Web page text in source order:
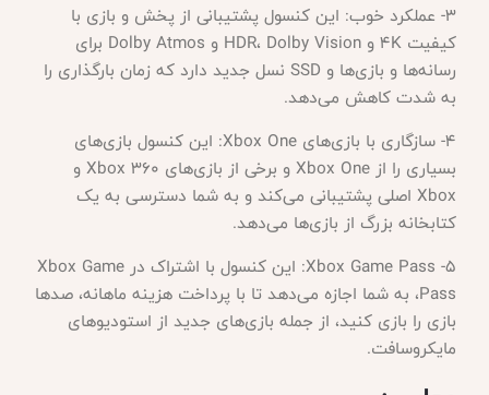
3- عملکرد خوب: این کنسول پشتیبانی از پخش و بازی با
کیفیت 4K و HDR، Dolby Vision و Dolby Atmos برای
رسانه‌ها و بازی‌ها و SSD نسل جدید دارد که زمان بارگذاری را
به شدت کاهش می‌دهد.
4- سازگاری با بازی‌های Xbox One: این کنسول بازی‌های
بسیاری را از Xbox One و برخی از بازی‌های Xbox 360 و
Xbox اصلی پشتیبانی می‌کند و به شما دسترسی به یک
کتابخانه بزرگ از بازی‌ها می‌دهد.
5- Xbox Game Pass: این کنسول با اشتراک در Xbox Game
Pass، به شما اجازه می‌دهد تا با پرداخت هزینه ماهانه، صد‌ها
بازی را بازی کنید، از جمله بازی‌های جدید از استودیوهای
مایکروسافت.